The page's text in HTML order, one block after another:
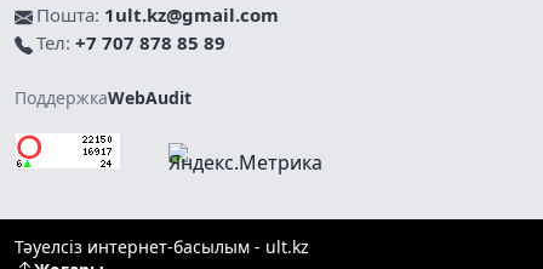
Пошта: 1ult.kz@gmail.com
Тел: +7 707 878 85 89
ПоддержкаWebAudit
Тәуелсіз интернет-басылым - ult.kz